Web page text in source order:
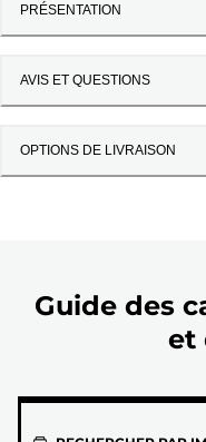
PRÉSENTATION
AVIS ET QUESTIONS
OPTIONS DE LIVRAISON
Guide des
et